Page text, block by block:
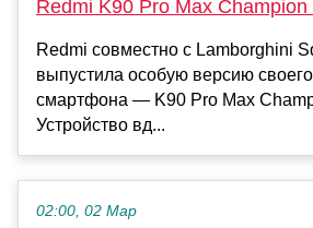
Redmi K90 Pro Max Champion
Redmi совместно с Lamborghini
выпустила особую версию
смартфона — K90 Pro Max
Устройство вд...
02:00, 02 Мар